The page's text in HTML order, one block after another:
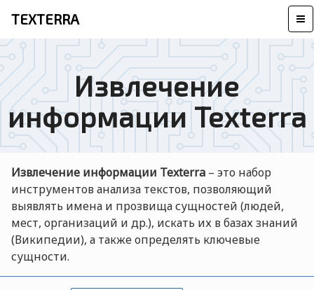
TEXTERRA
Извлечение
информации Texterra
Извлечение информации Texterra – это набор
инструментов анализа текстов, позволяющий
выявлять имена и прозвища сущностей (людей,
мест, организаций и др.), искать их в базах знаний
(Википедии), а также определять ключевые
сущности.